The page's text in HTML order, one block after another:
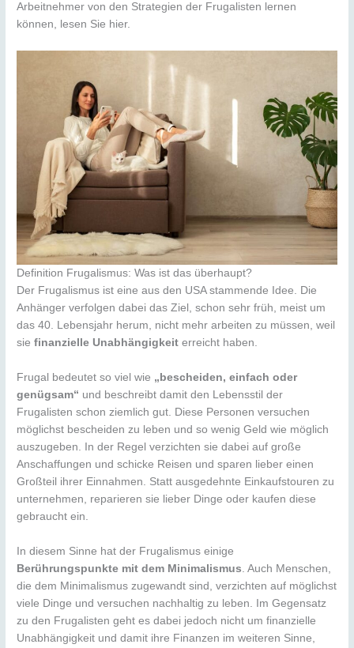
Arbeitnehmer von den Strategien der Frugalisten lernen
können, lesen Sie hier.
Definition Frugalismus: Was ist das überhaupt?
Der Frugalismus ist eine aus den USA stammende Idee. Die
Anhänger verfolgen dabei das Ziel, schon sehr früh, meist um
das 40. Lebensjahr herum, nicht mehr arbeiten zu müssen, weil
siefinanzielle Unabhängigkeit erreicht haben.
Frugal bedeutet so viel wie „bescheiden, einfach oder
genügsam“ und beschreibt damit den Lebensstil der
Frugalisten schon ziemlich gut. Diese Personen versuchen
möglichst bescheiden zu leben und so wenig Geld wie möglich
auszugeben. In der Regel verzichten sie dabei auf große
Anschaffungen und schicke Reisen und sparen lieber einen
Großteil ihrer Einnahmen. Statt ausgedehnte Einkaufstouren zu
unternehmen, reparieren sie lieber Dinge oder kaufen diese
gebraucht ein.
In diesem Sinne hat der Frugalismus einige
Berührungspunkte mit dem Minimalismus. Auch Menschen,
die dem Minimalismus zugewandt sind, verzichten auf möglichst
viele Dinge und versuchen nachhaltig zu leben. Im Gegensatz
zu den Frugalisten geht es dabei jedoch nicht um finanzielle
Unabhängigkeit und damit ihre Finanzen im weiteren Sinne,